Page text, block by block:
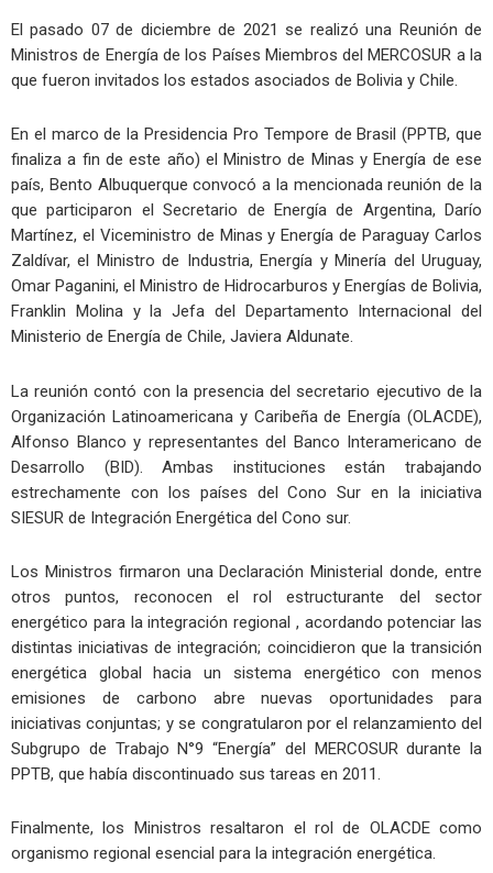
El pasado 07 de diciembre de 2021 se realizó una Reunión de
Ministros de Energía de los Países Miembros del MERCOSUR a la
que fueron invitados los estados asociados de Bolivia y Chile.
En el marco de la Presidencia Pro Tempore de Brasil (PPTB, que
finaliza a fin de este año) el Ministro de Minas y Energía de ese
país, Bento Albuquerque convocó a la mencionada reunión de la
que participaron el Secretario de Energía de Argentina, Darío
Martínez, el Viceministro de Minas y Energía de Paraguay Carlos
Zaldívar, el Ministro de Industria, Energía y Minería del Uruguay,
Omar Paganini, el Ministro de Hidrocarburos y Energías de Bolivia,
Franklin Molina y la Jefa del Departamento Internacional del
Ministerio de Energía de Chile, Javiera Aldunate.
La reunión contó con la presencia del secretario ejecutivo de la
Organización Latinoamericana y Caribeña de Energía (OLACDE),
Alfonso Blanco y representantes del Banco Interamericano de
Desarrollo (BID). Ambas instituciones están trabajando
estrechamente con los países del Cono Sur en la iniciativa
SIESUR de Integración Energética del Cono sur.
Los Ministros firmaron una Declaración Ministerial donde, entre
otros puntos, reconocen el rol estructurante del sector
energético para la integración regional , acordando potenciar las
distintas iniciativas de integración; coincidieron que la transición
energética global hacia un sistema energético con menos
emisiones de carbono abre nuevas oportunidades para
iniciativas conjuntas; y se congratularon por el relanzamiento del
Subgrupo de Trabajo N°9 “Energía” del MERCOSUR durante la
PPTB, que había discontinuado sus tareas en 2011.
Finalmente, los Ministros resaltaron el rol de OLACDE como
organismo regional esencial para la integración energética.